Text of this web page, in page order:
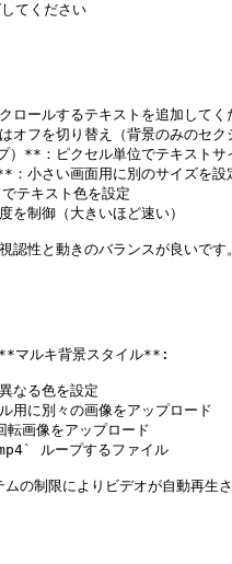
てください
ールするテキストを追加してく
フを切り替え（背景のみのセク
**：ピクセル単位でテキストサ
小さい画面用に別のサイズを設
テキスト色を設定
制御（大きいほど速い）
性と動きのバランスが良いです。
マルキ背景スタイル**:
なる色を設定
に別々の画像をアップロード
画像をアップロード
ループするファイル
制限によりビデオが自動再生さ